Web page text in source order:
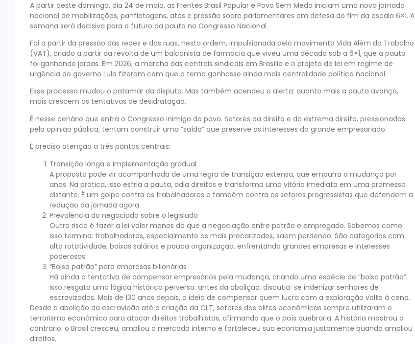
A partir deste domingo, dia 24 de maio, as Frentes Brasil Popular e Povo Sem Medo iniciam uma nova jornada
nacional de mobilizações, panfletagens, atos e pressão sobre parlamentares em defesa do fim da escala 6×1. A
semana será decisiva para o futuro da pauta no Congresso Nacional.
Foi a partir da pressão das redes e das ruas, nesta ordem, impulsionada pelo movimento Vida Além do Trabalho
(VAT), criado a partir da revolta de um balconista de farmácia que viveu uma década sob a 6×1, que a pauta
foi ganhando jardas. Em 2026, a marcha das centrais sindicais em Brasília e o projeto de lei em regime de
urgência do governo Lula fizeram com que o tema ganhasse ainda mais centralidade política nacional.
Esse processo mudou o patamar da disputa. Mas também acendeu o alerta: quanto mais a pauta avança,
mais crescem as tentativas de desidratação.
É nesse cenário que entra o Congresso inimigo do povo. Setores da direita e da extrema direita, pressionados
pela opinião pública, tentam construir uma “saída” que preserve os interesses do grande empresariado.
É preciso atenção a três pontos centrais:
Transição longa e implementação gradual
A proposta pode vir acompanhada de uma regra de transição extensa, que empurra a mudança por
anos. Na prática, isso esfria a pauta, adia direitos e transforma uma vitória imediata em uma promessa
distante. É um golpe contra os trabalhadores e também contra os setores progressistas que defendem a
redução da jornada agora.
Prevalência do negociado sobre o legislado
Outro risco é fazer a lei valer menos do que a negociação entre patrão e empregado. Sabemos como
isso termina: trabalhadores, especialmente os mais precarizados, saem perdendo. São categorias com
alta rotatividade, baixos salários e pouca organização, enfrentando grandes empresas e interesses
poderosos.
“Bolsa patrão” para empresas bilionárias
Há ainda a tentativa de compensar empresários pela mudança, criando uma espécie de “bolsa patrão”.
Isso resgata uma lógica histórica perversa: antes da abolição, discutia-se indenizar senhores de
escravizados. Mais de 130 anos depois, a ideia de compensar quem lucra com a exploração volta à cena.
Desde a abolição da escravidão até a criação da CLT, setores das elites econômicas sempre utilizaram o
terrorismo econômico para atacar direitos trabalhistas, afirmando que o país quebraria. A história mostrou o
contrário: o Brasil cresceu, ampliou o mercado interno e fortaleceu sua economia justamente quando ampliou
direitos.